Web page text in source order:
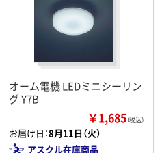
オーム電機 LEDミニシーリン
グ Y7B
￥1,685（税込）
お届け日：8月11日（火）
アスクル在庫商品